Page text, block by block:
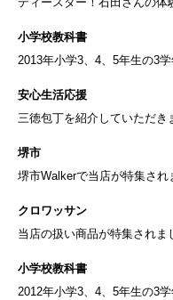
小学校教科書
2013年小学3、4、5年生の3
安心生活応援
三徳包丁を紹介していただき
堺市
堺市Walkerで当店が特集され
クロワッサン
当店の扱い商品が特集されま
小学校教科書
2012年小学3、4、5年生の3